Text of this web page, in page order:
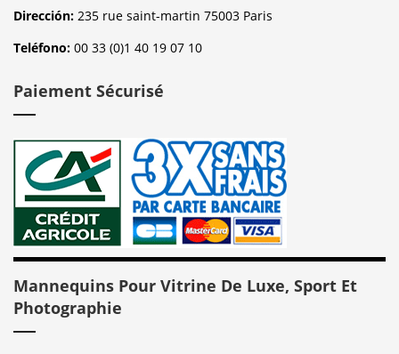
Dirección: 235 rue saint-martin 75003 Paris
Teléfono: 00 33 (0)1 40 19 07 10
Paiement Sécurisé
Mannequins Pour Vitrine De Luxe, Sport Et
Photographie